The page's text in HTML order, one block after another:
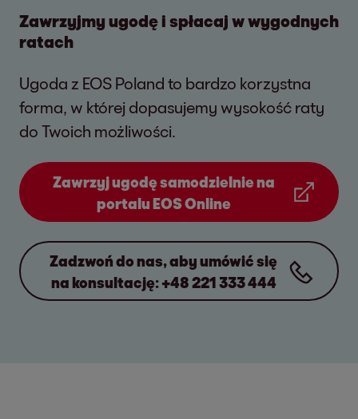
osobiście w naszym biurze. Niezwłoczny
kontakt z nami nie spowoduje wstąpienia na
postępowania. Wystarczy, że się z nami
skontaktujesz — z radością pomożemy.
Zawrzyjmy ugodę i spłacaj w wygodnych
ratach
Ugoda z EOS Poland to bardzo korzystna
forma, w której dopasujemy wysokość raty
do Twoich możliwości.
Zawrzyj ugodę samodzielnie na
portalu EOS Online
Zadzwoń do nas, aby umówić się
na konsultację: +48 221 333 444